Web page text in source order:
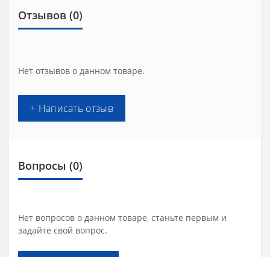
Отзывов (0)
Нет отзывов о данном товаре.
+ Написать отзыв
Вопросы (0)
Нет вопросов о данном товаре, станьте первым и
задайте свой вопрос.